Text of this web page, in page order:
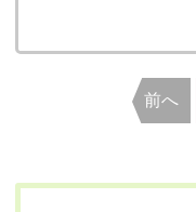
前へ